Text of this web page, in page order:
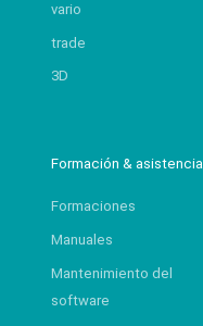
vario
trade
3D
Formación & asistencia
Formaciones
Manuales
Mantenimiento del
software